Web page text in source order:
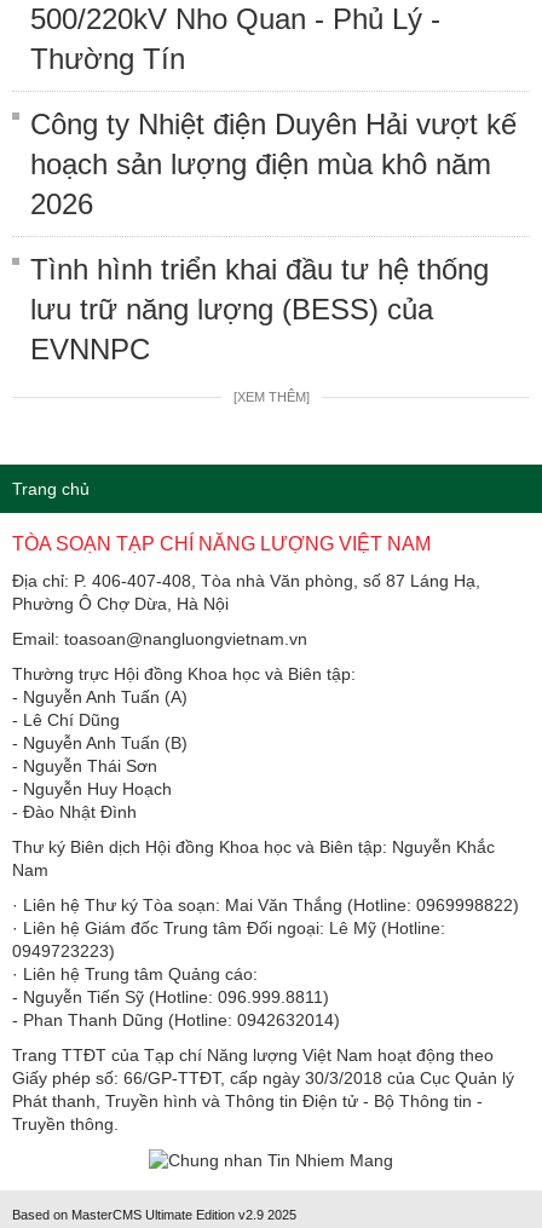
500/220kV Nho Quan - Phủ Lý -
Thường Tín
Công ty Nhiệt điện Duyên Hải vượt kế
hoạch sản lượng điện mùa khô năm
2026
Tình hình triển khai đầu tư hệ thống
lưu trữ năng lượng (BESS) của
EVNNPC
[XEM THÊM]
Trang chủ
TÒA SOẠN TẠP CHÍ NĂNG LƯỢNG VIỆT NAM
Địa chỉ: P. 406-407-408, Tòa nhà Văn phòng, số 87 Láng Hạ,
Phường Ô Chợ Dừa, Hà Nội
Email: toasoan@nangluongvietnam.vn
Thường trực Hội đồng Khoa học và Biên tập:
​​​​​​- Nguyễn Anh Tuấn (A)
- Lê Chí Dũng
- Nguyễn Anh Tuấn (B)
- Nguyễn Thái Sơn
- Nguyễn Huy Hoạch
- Đào Nhật Đình
Thư ký Biên dịch Hội đồng Khoa học và Biên tập: Nguyễn Khắc
Nam
· Liên hệ Thư ký Tòa soạn: Mai Văn Thắng (Hotline: 0969998822)
· Liên hệ Giám đốc Trung tâm Đối ngoại: Lê Mỹ (Hotline:
0949723223)
· Liên hệ Trung tâm Quảng cáo:
- Nguyễn Tiến Sỹ (Hotline: 096.999.8811)
- Phan Thanh Dũng (Hotline: 0942632014)
Trang TTĐT của Tạp chí Năng lượng Việt Nam hoạt động theo
Giấy phép số: 66/GP-TTĐT, cấp ngày 30/3/2018 của Cục Quản lý
Phát thanh, Truyền hình và Thông tin Điện tử - Bộ Thông tin -
Truyền thông.
Based on MasterCMS Ultimate Edition v2.9 2025